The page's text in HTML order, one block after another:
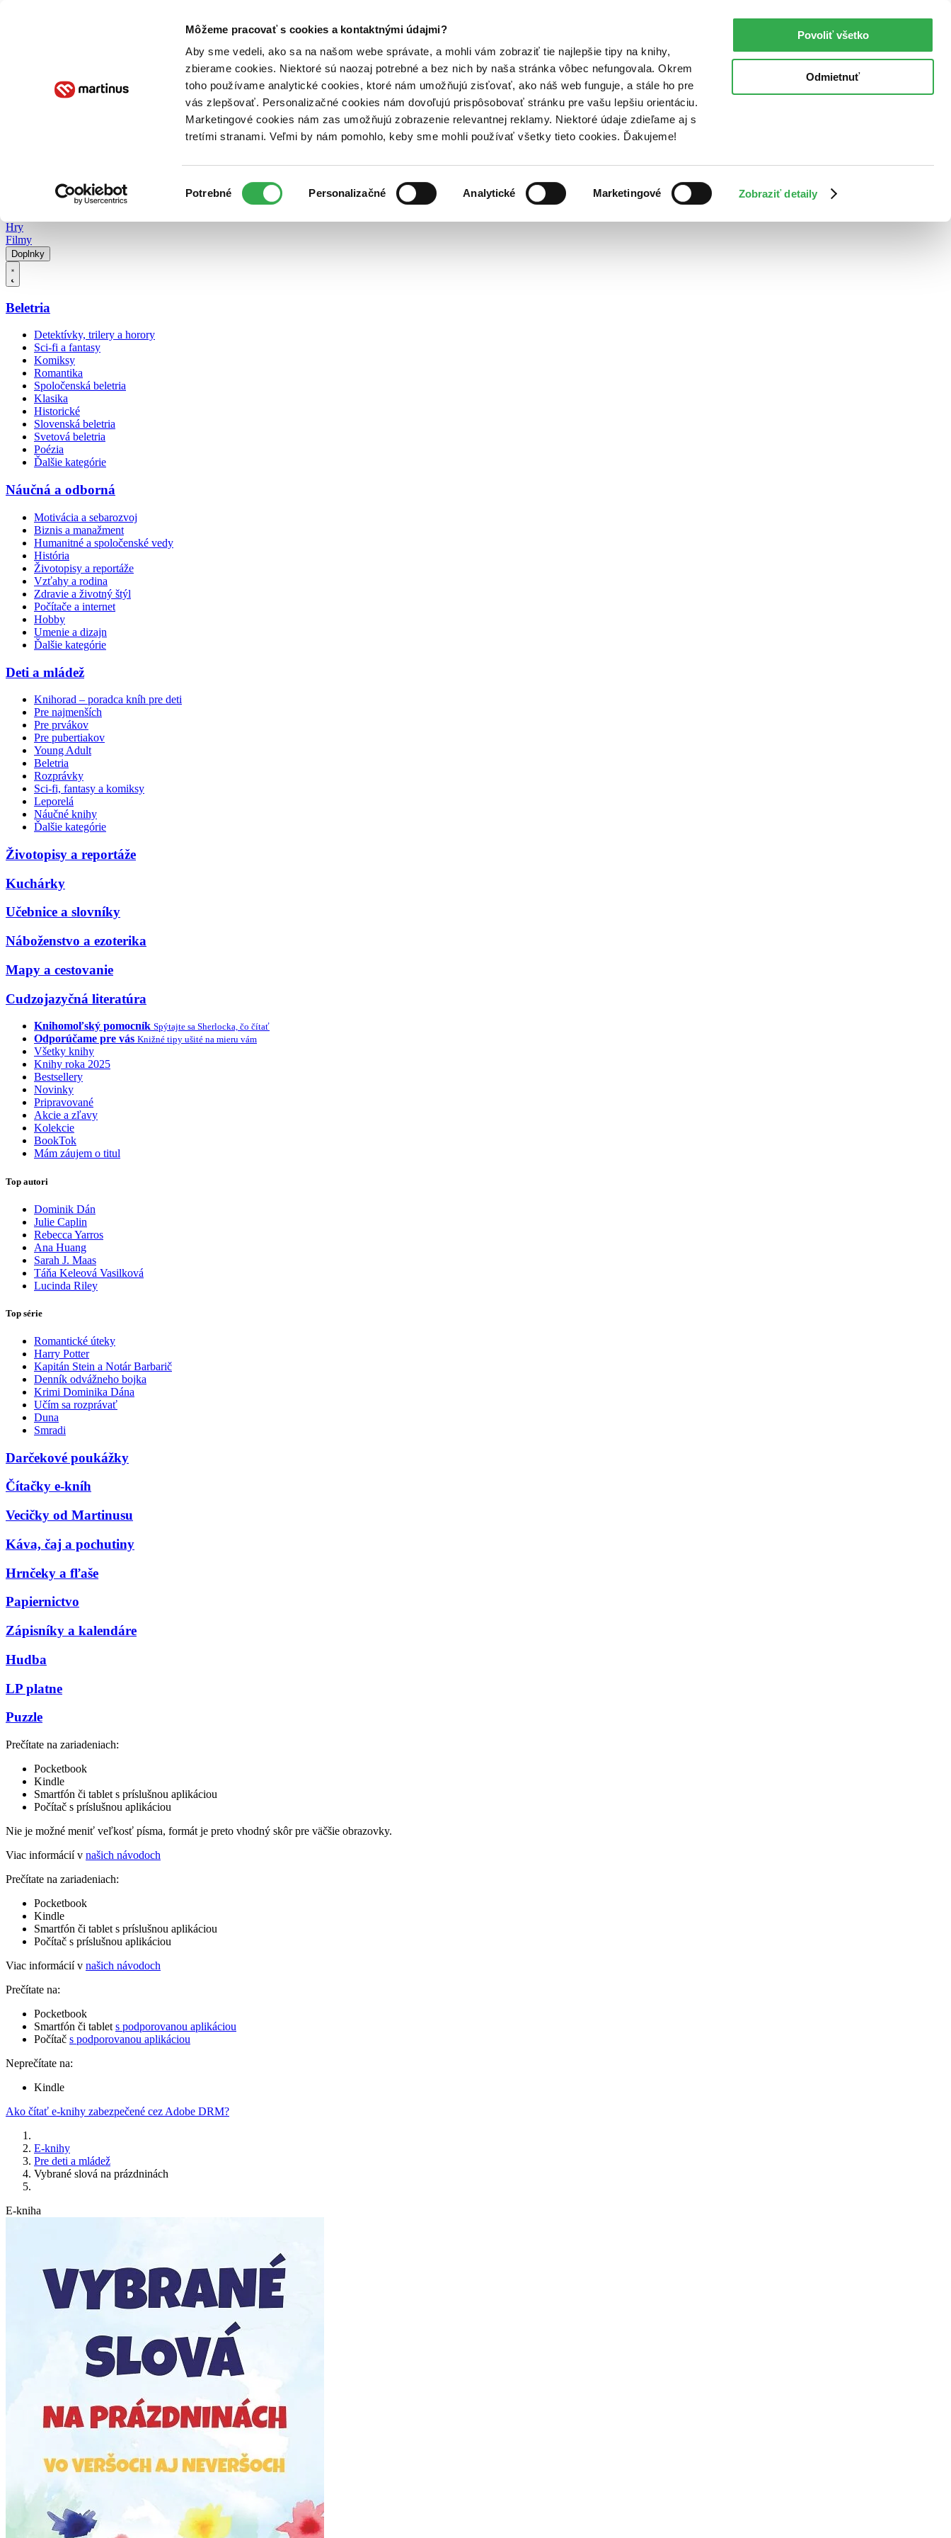
Môžeme pracovať s cookies a kontaktnými údajmi?
Aby sme vedeli, ako sa na našom webe správate, a mohli vám zobraziť tie najlepšie tipy na knihy,
zbierame cookies. Niektoré sú naozaj potrebné a bez nich by naša stránka vôbec nefungovala. Okrem
toho používame analytické cookies, ktoré nám umožňujú zisťovať, ako náš web funguje, a stále ho pre
vás zlepšovať. Personalizačné cookies nám dovoľujú prispôsobovať stránku pre vašu lepšiu orientáciu.
Marketingové cookies nám zas umožňujú zobrazenie relevantnej reklamy. Niektoré údaje zdieľame aj s
tretími stranami. Veľmi by nám pomohlo, keby sme mohli používať všetky tieto cookies. Ďakujeme!
súhlasu
Potrebné Personalizačné Analytické Marketingové Zobraziť detaily
Povoliť všetko
Odmietnuť
Poukážky Kontakt
Hry
Filmy
Doplnky
Beletria
Detektívky, trilery a horory
Sci-fi a fantasy
Komiksy
Romantika
Spoločenská beletria
Klasika
Historické
Slovenská beletria
Svetová beletria
Poézia
Ďalšie kategórie
Náučná a odborná
Motivácia a sebarozvoj
Biznis a manažment
Humanitné a spoločenské vedy
História
Životopisy a reportáže
Vzťahy a rodina
Zdravie a životný štýl
Počítače a internet
Hobby
Umenie a dizajn
Ďalšie kategórie
Deti a mládež
Knihorad – poradca kníh pre deti
Pre najmenších
Pre prvákov
Pre pubertiakov
Young Adult
Beletria
Rozprávky
Sci-fi, fantasy a komiksy
Leporelá
Náučné knihy
Ďalšie kategórie
Životopisy a reportáže
Kuchárky
Učebnice a slovníky
Náboženstvo a ezoterika
Mapy a cestovanie
Cudzojazyčná literatúra
Knihomoľský pomocník Spýtajte sa Sherlocka, čo čítať
Odporúčame pre vás Knižné tipy ušité na mieru vám
Všetky knihy
Knihy roka 2025
Bestsellery
Novinky
Pripravované
Akcie a zľavy
Kolekcie
BookTok
Mám záujem o titul
Top autori
Dominik Dán
Julie Caplin
Rebecca Yarros
Ana Huang
Sarah J. Maas
Táňa Keleová Vasilková
Lucinda Riley
Top série
Romantické úteky
Harry Potter
Kapitán Stein a Notár Barbarič
Denník odvážneho bojka
Krimi Dominika Dána
Učím sa rozprávať
Duna
Smradi
Darčekové poukážky
Čítačky e-kníh
Vecičky od Martinusu
Káva, čaj a pochutiny
Hrnčeky a fľaše
Papiernictvo
Zápisníky a kalendáre
Hudba
LP platne
Puzzle
Prečítate na zariadeniach:
Pocketbook
Kindle
Smartfón či tablet s príslušnou aplikáciou
Počítač s príslušnou aplikáciou
Nie je možné meniť veľkosť písma, formát je preto vhodný skôr pre väčšie obrazovky.
Viac informácií v našich návodoch
Prečítate na zariadeniach:
Pocketbook
Kindle
Smartfón či tablet s príslušnou aplikáciou
Počítač s príslušnou aplikáciou
Viac informácií v našich návodoch
Prečítate na:
Pocketbook
Smartfón či tablet s podporovanou aplikáciou
Počítač s podporovanou aplikáciou
Neprečítate na:
Kindle
Ako čítať e-knihy zabezpečené cez Adobe DRM?
E-knihy
Pre deti a mládež
Vybrané slová na prázdninách
E-kniha